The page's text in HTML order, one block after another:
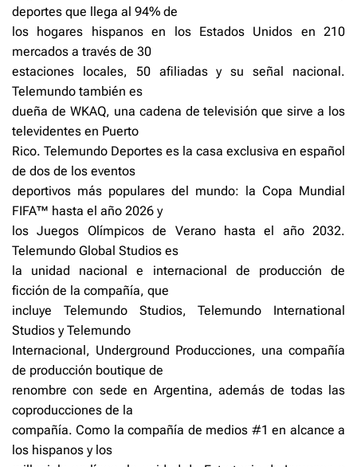
deportes que llega al 94% de
los hogares hispanos en los Estados Unidos en 210
mercados a través de 30
estaciones locales, 50 afiliadas y su señal nacional.
Telemundo también es
dueña de WKAQ, una cadena de televisión que sirve a los
televidentes en Puerto
Rico. Telemundo Deportes es la casa exclusiva en español
de dos de los eventos
deportivos más populares del mundo: la Copa Mundial
FIFA™ hasta el año 2026 y
los Juegos Olímpicos de Verano hasta el año 2032.
Telemundo Global Studios es
la unidad nacional e internacional de producción de
ficción de la compañía, que
incluye Telemundo Studios, Telemundo International
Studios y Telemundo
Internacional, Underground Producciones, una compañía
de producción boutique de
renombre con sede en Argentina, además de todas las
coproducciones de la
compañía. Como la compañía de medios #1 en alcance a
los hispanos y los